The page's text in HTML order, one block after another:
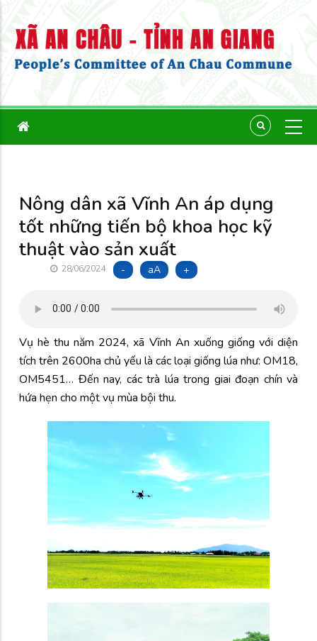
Nông dân xã Vĩnh An áp dụng
tốt những tiến bộ khoa học kỹ
thuật vào sản xuất
28/06/2024 - aA +
Vụ hè thu năm 2024, xã Vĩnh An xuống giống với diện
tích trên 2600ha chủ yếu là các loại giống lúa như: OM18,
OM5451… Đến nay, các trà lúa trong giai đoạn chín và
hứa hẹn cho một vụ mùa bội thu.